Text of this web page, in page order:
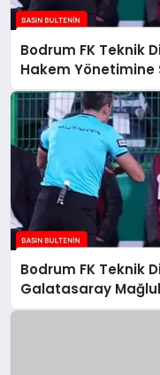
Bodrum FK Teknik
Hakem Yönetimine
Bodrum FK Teknik
Galatasaray